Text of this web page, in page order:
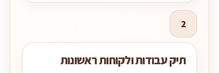
2
תיק עבודות ולקוחות ראשונות